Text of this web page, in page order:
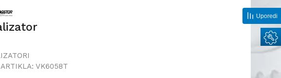
VK6058T
Uporedi